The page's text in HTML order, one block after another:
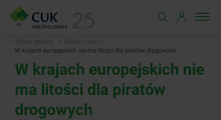
W krajach europejskich nie ma litości dla piratów drogowych
W krajach europejskich nie
ma litości dla piratów
drogowych